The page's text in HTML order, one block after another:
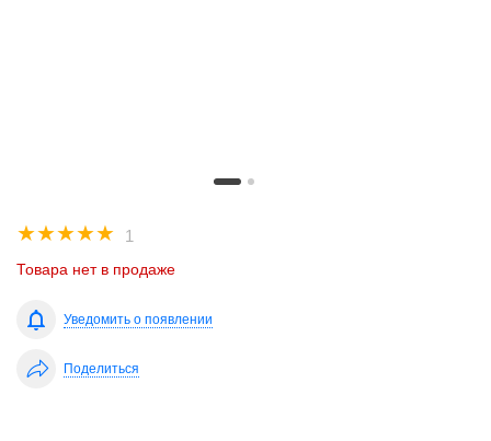
☆
☆
☆
☆
☆ 1
Товара нет в продаже
Уведомить о появлении
Поделиться